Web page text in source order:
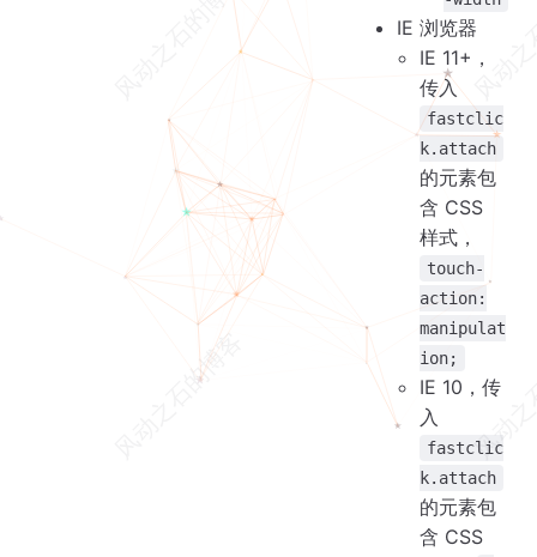
IE 浏览器
IE 11+，
传入
fastclic
k.attach
的元素包
含 CSS
样式，
touch-
action:
manipulat
ion;
IE 10，传
入
fastclic
k.attach
的元素包
含 CSS